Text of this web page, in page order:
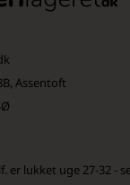
Assentoft
er lukket uge 27-32 -